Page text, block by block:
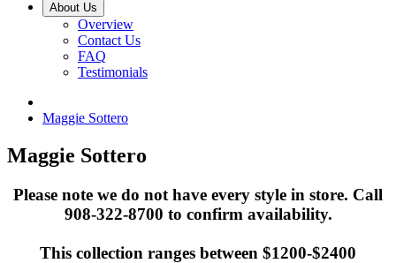
About Us
Overview
Contact Us
FAQ
Testimonials
Maggie Sottero
Maggie Sottero
Please note we do not have every style in store. Call
908-322-8700 to confirm availability.
This collection ranges between $1200-$2400